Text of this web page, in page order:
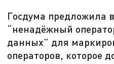
Госдума предложила
“ненадёжный
данных” для
операторов, которое